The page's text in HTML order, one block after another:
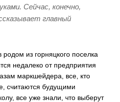
Сейчас, конечно,
главный
из горняцкого поселка
недалеко от предприятия
маркшейдера, все, кто
считаются будущими
все уже знали, что выберут